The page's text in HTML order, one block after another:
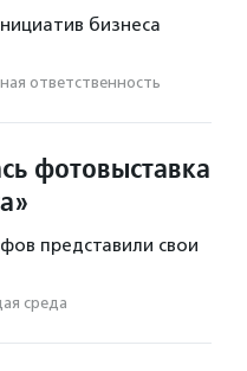
бизнеса
ответственность
фотовыставка
представили свои
среда